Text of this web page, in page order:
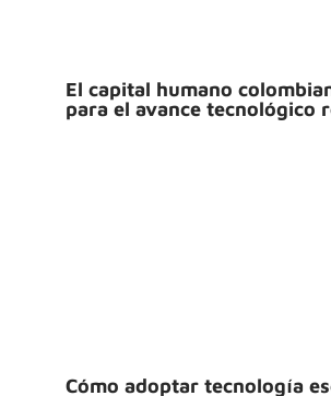
El capital humano
para el avance tecnológico
Cómo adoptar tecnología